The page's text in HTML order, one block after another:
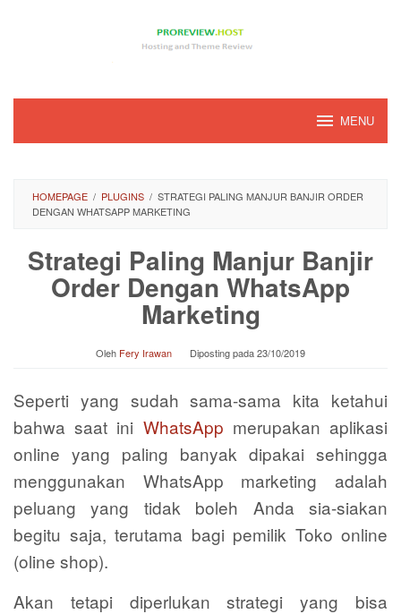
MENU
HOMEPAGE / PLUGINS / STRATEGI PALING MANJUR BANJIR ORDER
DENGAN WHATSAPP MARKETING
Strategi Paling Manjur Banjir
Order Dengan WhatsApp
Marketing
Oleh Fery Irawan Diposting pada23/10/2019
Seperti yang sudah sama-sama kita ketahui
bahwa saat ini WhatsApp merupakan aplikasi
online yang paling banyak dipakai sehingga
menggunakan WhatsApp marketing adalah
peluang yang tidak boleh Anda sia-siakan
begitu saja, terutama bagi pemilik Toko online
(oline shop).
Akan tetapi diperlukan strategi yang bisa